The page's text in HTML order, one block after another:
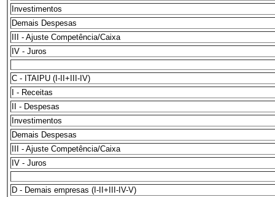
Investimentos
Demais Despesas
III - Ajuste Competência/Caixa
IV - Juros
C - ITAIPU (I-II+III-IV)
I - Receitas
II - Despesas
Investimentos
Demais Despesas
III - Ajuste Competência/Caixa
IV - Juros
D - Demais empresas (I-II+III-IV-V)